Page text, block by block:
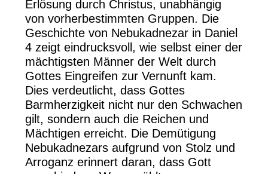
Erlösung durch Christus, unabhängig
von vorherbestimmten Gruppen. Die
Geschichte von Nebukadnezar in Daniel
4 zeigt eindrucksvoll, wie selbst einer der
mächtigsten Männer der Welt durch
Gottes Eingreifen zur Vernunft kam.
Dies verdeutlicht, dass Gottes
Barmherzigkeit nicht nur den Schwachen
gilt, sondern auch die Reichen und
Mächtigen erreicht. Die Demütigung
Nebukadnezars aufgrund von Stolz und
Arroganz erinnert daran, dass Gott